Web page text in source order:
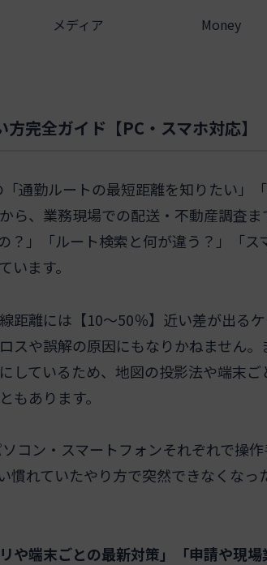
メディア Money
完全ガイド【PC・スマホ対応】
通勤ルートの最短距離を知りたい」
ら、業務現場での配送・不動産調査ま
？」「ルート検索と何が違う？」「ス
ます。
距離には【10～50％】近い差が出る
スや誤解の原因にもなりかねません
しているため、地図の投影法や端末ご
もあります。
コン・スマートフォンそれぞれで操
慣れていたやり方で突然できなくな
や端末ごとの最新対策」「申請や現